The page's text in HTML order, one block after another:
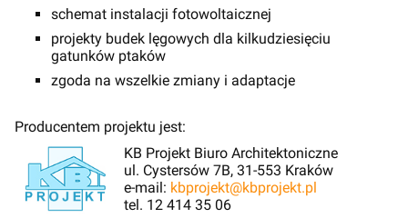
schemat instalacji fotowoltaicznej
projekty budek lęgowych dla kilkudziesięciu
gatunków ptaków
zgoda na wszelkie zmiany i adaptacje
Producentem projektu jest:
KB Projekt Biuro Architektoniczne
ul. Cystersów 7B, 31-553 Kraków
e-mail: kbprojekt@kbprojekt.pl
tel. 12 414 35 06